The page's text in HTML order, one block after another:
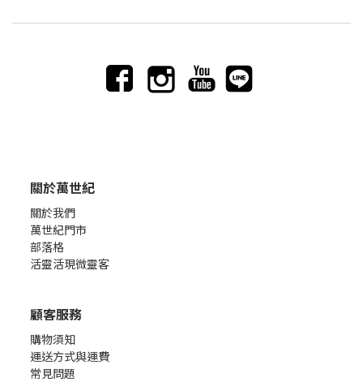
關於萬世紀
關於我們
萬世紀門市
部落格
活靈活現微靈客
顧客服務
購物須知
運送方式與運費
常見問題